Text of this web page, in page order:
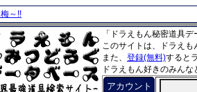
～!!
「ドラえもん秘密道具
このサイトは、ドラえ
また、 登録(無料)すると
ドラえもん好きのみん
アカウント